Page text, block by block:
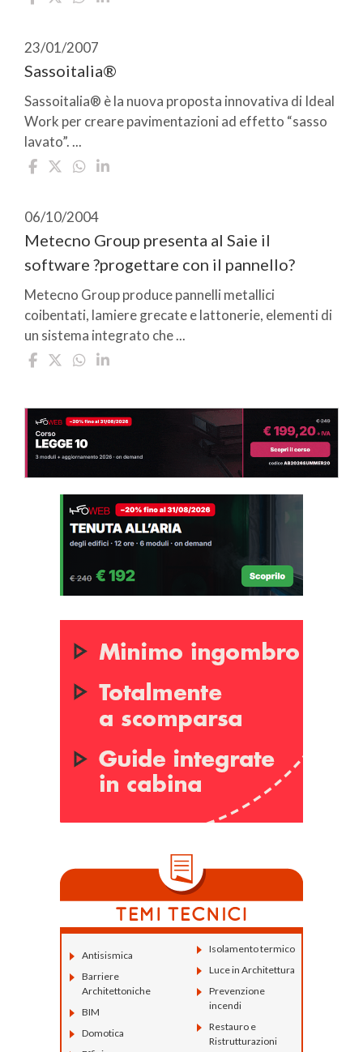
23/01/2007
Sassoitalia®
Sassoitalia® è la nuova proposta innovativa di Ideal
Work per creare pavimentazioni ad effetto “sasso
lavato”. ...
06/10/2004
Metecno Group presenta al Saie il
software ?progettare con il pannello?
Metecno Group produce pannelli metallici
coibentati, lamiere grecate e lattonerie, elementi di
un sistema integrato che ...
Antisismica
Barriere
Architettoniche
BIM
Domotica
Isolamento termico
Luce in Architettura
Prevenzione
incendi
Restauro e
Ristrutturazioni